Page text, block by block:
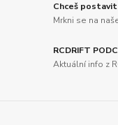
Chceš
Mrkni se na
RCDRIFT
Aktuální info z